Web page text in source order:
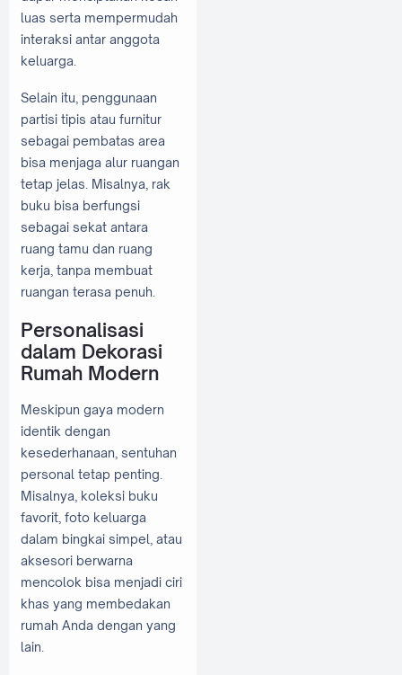
luas serta mempermudah
interaksi antar anggota
keluarga.
Selain itu, penggunaan
partisi tipis atau furnitur
sebagai pembatas area
bisa menjaga alur ruangan
tetap jelas. Misalnya, rak
buku bisa berfungsi
sebagai sekat antara
ruang tamu dan ruang
kerja, tanpa membuat
ruangan terasa penuh.
Personalisasi
dalam Dekorasi
Rumah Modern
Meskipun gaya modern
identik dengan
kesederhanaan, sentuhan
personal tetap penting.
Misalnya, koleksi buku
favorit, foto keluarga
dalam bingkai simpel, atau
aksesori berwarna
mencolok bisa menjadi ciri
khas yang membedakan
rumah Anda dengan yang
lain.